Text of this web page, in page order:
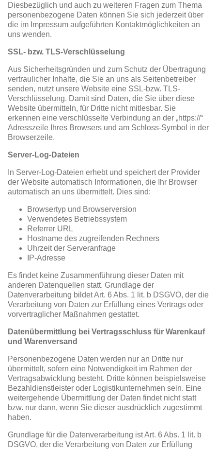
Diesbezüglich und auch zu weiteren Fragen zum Thema
personenbezogene Daten können Sie sich jederzeit über
die im Impressum aufgeführten Kontaktmöglichkeiten an
uns wenden.
SSL- bzw. TLS-Verschlüsselung
Aus Sicherheitsgründen und zum Schutz der Übertragung
vertraulicher Inhalte, die Sie an uns als Seitenbetreiber
senden, nutzt unsere Website eine SSL-bzw. TLS-
Verschlüsselung. Damit sind Daten, die Sie über diese
Website übermitteln, für Dritte nicht mitlesbar. Sie
erkennen eine verschlüsselte Verbindung an der „https://“
Adresszeile Ihres Browsers und am Schloss-Symbol in der
Browserzeile.
Server-Log-Dateien
In Server-Log-Dateien erhebt und speichert der Provider
der Website automatisch Informationen, die Ihr Browser
automatisch an uns übermittelt. Dies sind:
Browsertyp und Browserversion
Verwendetes Betriebssystem
Referrer URL
Hostname des zugreifenden Rechners
Uhrzeit der Serveranfrage
IP-Adresse
Es findet keine Zusammenführung dieser Daten mit
anderen Datenquellen statt. Grundlage der
Datenverarbeitung bildet Art. 6 Abs. 1 lit. b DSGVO, der die
Verarbeitung von Daten zur Erfüllung eines Vertrags oder
vorvertraglicher Maßnahmen gestattet.
Datenübermittlung bei Vertragsschluss für Warenkauf
und Warenversand
Personenbezogene Daten werden nur an Dritte nur
übermittelt, sofern eine Notwendigkeit im Rahmen der
Vertragsabwicklung besteht. Dritte können beispielsweise
Bezahldienstleister oder Logistikunternehmen sein. Eine
weitergehende Übermittlung der Daten findet nicht statt
bzw. nur dann, wenn Sie dieser ausdrücklich zugestimmt
haben.
Grundlage für die Datenverarbeitung ist Art. 6 Abs. 1 lit. b
DSGVO, der die Verarbeitung von Daten zur Erfüllung